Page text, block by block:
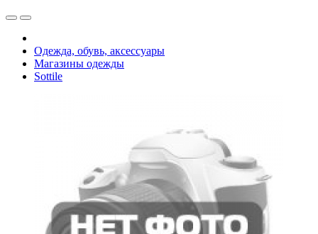
Одежда, обувь, аксессуары
Магазины одежды
Sottile